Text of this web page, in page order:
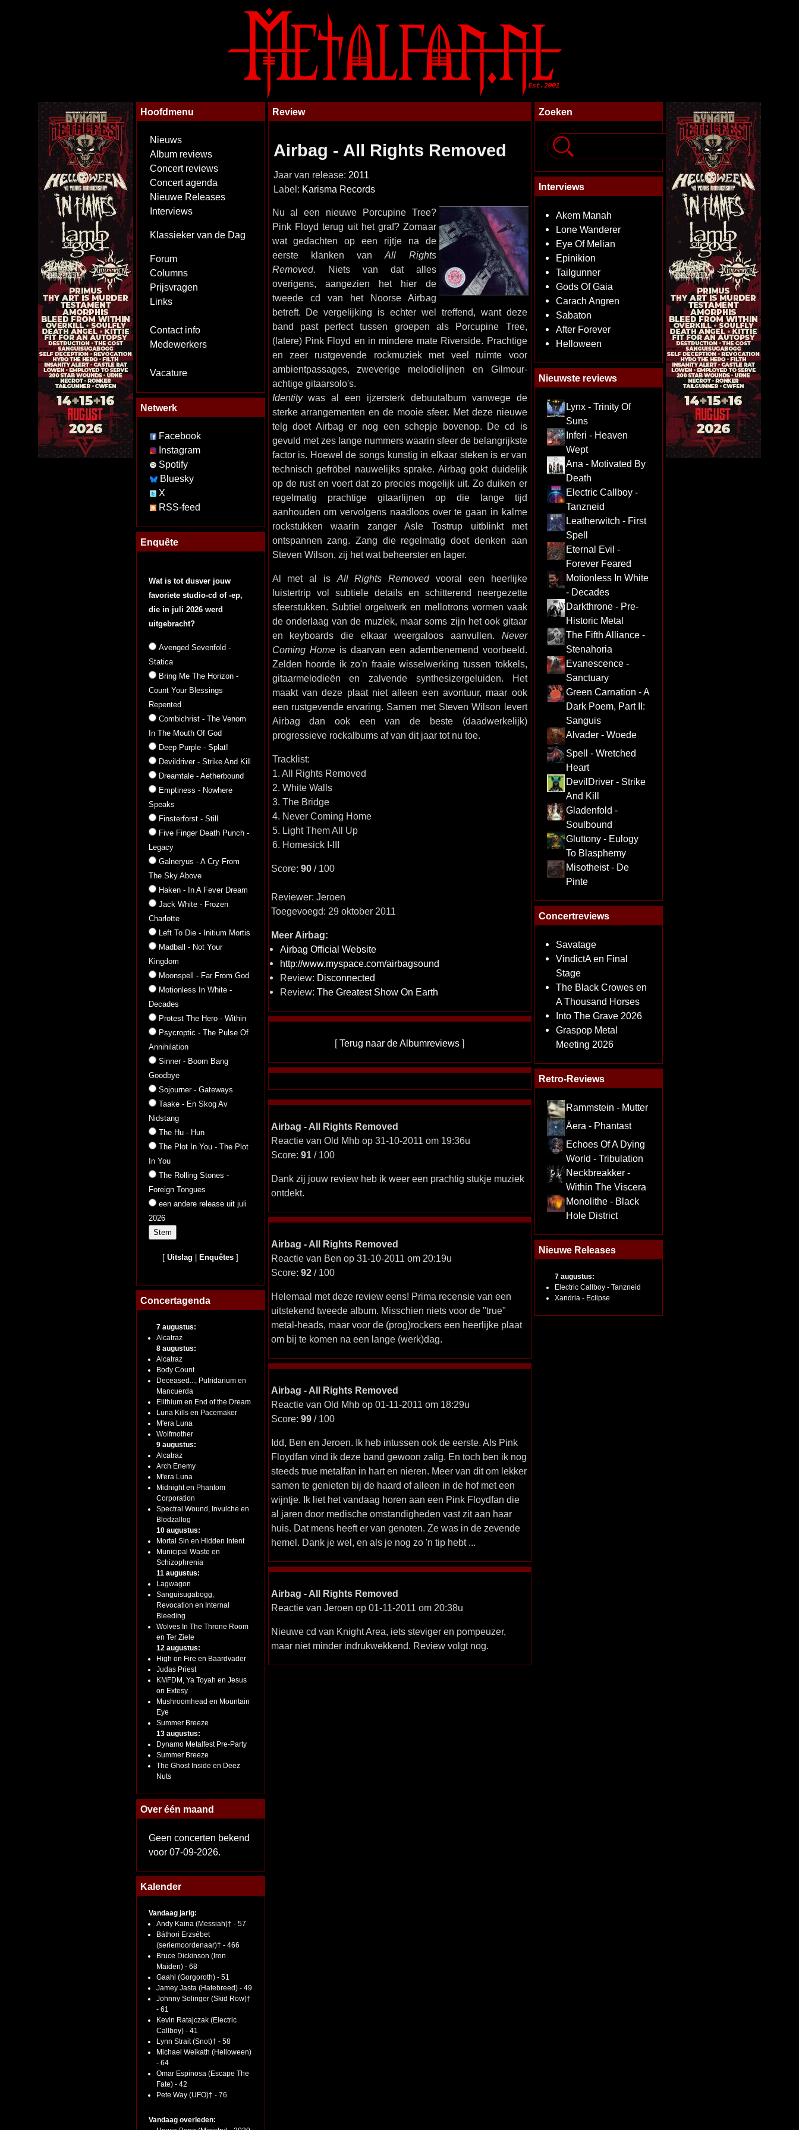
Hoofdmenu
Nieuws
Album reviews
Concert reviews
Concert agenda
Nieuwe Releases
Interviews
Klassieker van de Dag
Forum
Columns
Prijsvragen
Links
Contact info
Medewerkers
Vacature
Netwerk
Facebook
Instagram
Spotify
Bluesky
X
RSS-feed
Enquête
Wat is tot dusver jouw
favoriete studio-cd of -ep,
die in juli 2026 werd
uitgebracht?
Avenged Sevenfold -
Statica
Bring Me The Horizon -
Count Your Blessings
Repented
Combichrist - The Venom
In The Mouth Of God
Deep Purple - Splat!
Devildriver - Strike And Kill
Dreamtale - Aetherbound
Emptiness - Nowhere
Speaks
Finsterforst - Still
Five Finger Death Punch -
Legacy
Galneryus - A Cry From
The Sky Above
Haken - In A Fever Dream
Jack White - Frozen
Charlotte
Left To Die - Initium Mortis
Madball - Not Your
Kingdom
Moonspell - Far From God
Motionless In White -
Decades
Protest The Hero - Within
Psycroptic - The Pulse Of
Annihilation
Sinner - Boom Bang
Goodbye
Sojourner - Gateways
Taake - En Skog Av
Nidstang
The Hu - Hun
The Plot In You - The Plot
In You
The Rolling Stones -
Foreign Tongues
een andere release uit juli
2026
[Uitslag Enquêtes ]
Concertagenda
7 augustus:
Alcatraz
8 augustus:
Alcatraz
Body Count
Deceased..., Putridarium en
Mancuerda
Elithium en End of the Dream
Luna Kills en Pacemaker
M'era Luna
Wolfmother
9 augustus:
Alcatraz
Arch Enemy
M'era Luna
Midnight en Phantom
Corporation
Spectral Wound, Invulche en
Blodzallog
10 augustus:
Mortal Sin en Hidden Intent
Municipal Waste en
Schizophrenia
11 augustus:
Lagwagon
Sanguisugabogg,
Revocation en Internal
Bleeding
Wolves In The Throne Room
en Ter Ziele
12 augustus:
High on Fire en Baardvader
Judas Priest
KMFDM, Ya Toyah en Jesus
on Extesy
Mushroomhead en Mountain
Eye
Summer Breeze
13 augustus:
Dynamo Metalfest Pre-Party
Summer Breeze
The Ghost Inside en Deez
Nuts
Over één maand
Geen concerten bekend
voor 07-09-2026.
Kalender
Vandaag jarig:
Andy Kaina (Messiah)† - 57
Báthori Erzsébet
(seriemoordenaar)† - 466
Bruce Dickinson (Iron
Maiden) - 68
Gaahl (Gorgoroth) - 51
Jamey Jasta (Hatebreed) - 49
Johnny Solinger (Skid Row)†
- 61
Kevin Ratajczak (Electric
Callboy) - 41
Lynn Strait (Snot)† - 58
Michael Weikath (Helloween)
- 64
Omar Espinosa (Escape The
Fate) - 42
Pete Way (UFO)† - 76
Vandaag overleden:
Review
Airbag - All Rights Removed
Jaar van release: 2011
Label: Karisma Records
Nu al een nieuwe Porcupine Tree?
Pink Floyd terug uit het graf? Zomaar
wat gedachten op een rijtje na de
eerste klanken vanAll Rights
Removed. Niets van dat alles
overigens, aangezien het hier de
tweede cd van het Noorse Airbag
betreft. De vergelijking is echter wel treffend, want deze
band past perfect tussen groepen als Porcupine Tree,
(latere) Pink Floyd en in mindere mate Riverside. Prachtige
en zeer rustgevende rockmuziek met veel ruimte voor
ambientpassages, zweverige melodielijnen en Gilmour-
achtige gitaarsolo's.
Identitywas al een ijzersterk debuutalbum vanwege de
sterke arrangementen en de mooie sfeer. Met deze nieuwe
telg doet Airbag er nog een schepje bovenop. De cd is
gevuld met zes lange nummers waarin sfeer de belangrijkste
factor is. Hoewel de songs kunstig in elkaar steken is er van
technisch gefröbel nauwelijks sprake. Airbag gokt duidelijk
op de rust en voert dat zo precies mogelijk uit. Zo duiken er
regelmatig prachtige gitaarlijnen op die lange tijd
aanhouden om vervolgens naadloos over te gaan in kalme
rockstukken waarin zanger Asle Tostrup uitblinkt met
ontspannen zang. Zang die regelmatig doet denken aan
Steven Wilson, zij het wat beheerster en lager.
Al met al is All Rights Removedvooral een heerlijke
luistertrip vol subtiele details en schitterend neergezette
sfeerstukken. Subtiel orgelwerk en mellotrons vormen vaak
de onderlaag van de muziek, maar soms zijn het ook gitaar
en keyboards die elkaar weergaloos aanvullen. Never
Coming Homeis daarvan een adembenemend voorbeeld.
Zelden hoorde ik zo'n fraaie wisselwerking tussen tokkels,
gitaarmelodieën en zalvende synthesizergeluiden. Het
maakt van deze plaat niet alleen een avontuur, maar ook
een rustgevende ervaring. Samen met Steven Wilson levert
Airbag dan ook een van de beste (daadwerkelijk)
progressieve rockalbums af van dit jaar tot nu toe.
Tracklist:
1. All Rights Removed
2. White Walls
3. The Bridge
4. Never Coming Home
5. Light Them All Up
6. Homesick I-III
Score: 90/ 100
Reviewer: Jeroen
Toegevoegd: 29 oktober 2011
Meer Airbag:
Airbag Official Website
http://www.myspace.com/airbagsound
Review: Disconnected
Review: The Greatest Show On Earth
[Terug naar de Albumreviews ]
Airbag - All Rights Removed
Reactie van Old Mhb op 31-10-2011 om 19:36u
Score: 91/ 100
Dank zij jouw review heb ik weer een prachtig stukje muziek
ontdekt.
Airbag - All Rights Removed
Reactie van Ben op 31-10-2011 om 20:19u
Score: 92/ 100
Helemaal met deze review eens! Prima recensie van een
uitstekend tweede album. Misschien niets voor de "true"
metal-heads, maar voor de (prog)rockers een heerlijke plaat
om bij te komen na een lange (werk)dag.
Airbag - All Rights Removed
Reactie van Old Mhb op 01-11-2011 om 18:29u
Score: 99/ 100
Idd, Ben en Jeroen. Ik heb intussen ook de eerste. Als Pink
Floydfan vind ik deze band gewoon zalig. En toch ben ik nog
steeds true metalfan in hart en nieren. Meer van dit om lekker
samen te genieten bij de haard of alleen in de hof met een
wijntje. Ik liet het vandaag horen aan een Pink Floydfan die
al jaren door medische omstandigheden vast zit aan haar
huis. Dat mens heeft er van genoten. Ze was in de zevende
hemel. Dank je wel, en als je nog zo 'n tip hebt ...
Airbag - All Rights Removed
Reactie van Jeroen op 01-11-2011 om 20:38u
Nieuwe cd van Knight Area, iets steviger en pompeuzer,
maar niet minder indrukwekkend. Review volgt nog.
Zoeken
Interviews
Akem Manah
Lone Wanderer
Eye Of Melian
Epinikion
Tailgunner
Gods Of Gaia
Carach Angren
Sabaton
After Forever
Helloween
Nieuwste reviews
Lynx - Trinity Of
Suns
Inferi - Heaven
Wept
Ana - Motivated By
Death
Electric Callboy -
Tanzneid
Leatherwitch - First
Spell
Eternal Evil -
Forever Feared
Motionless In White
- Decades
Darkthrone - Pre-
Historic Metal
The Fifth Alliance -
Stenahoria
Evanescence -
Sanctuary
Green Carnation - A
Dark Poem, Part II:
Sanguis
Alvader - Woede
Spell - Wretched
Heart
DevilDriver - Strike
And Kill
Gladenfold -
Soulbound
Gluttony - Eulogy
To Blasphemy
Misotheist - De
Pinte
Concertreviews
Savatage
VindictA en Final
Stage
The Black Crowes en
A Thousand Horses
Into The Grave 2026
Graspop Metal
Meeting 2026
Retro-Reviews
Rammstein - Mutter
Äera - Phantast
Echoes Of A Dying
World - Tribulation
Neckbreakker -
Within The Viscera
Monolithe - Black
Hole District
Nieuwe Releases
7 augustus:
Electric Callboy - Tanzneid
Xandria - Eclipse